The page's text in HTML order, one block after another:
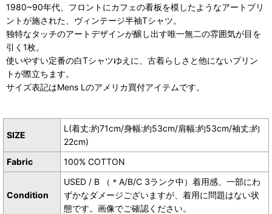
1980~90年代、フロントにカフェの看板を模したようなアートプリ
ントが施された、ヴィンテージ半袖Tシャツ。
独特なタッチのアートデザインが醸し出す唯一無二の雰囲気が目を
引く1枚。
使いやすい定番の白Tシャツゆえに、古着らしさと他にないプリン
トが際立ちます。
サイズ表記はMens Lのアメリカ買付アイテムです。
SIZE
L(着丈:約71cm/身幅:約53cm/肩幅:約53cm/袖丈:約
22cm)
Fabric
100% COTTON
Condition
USED / B （＊A/B/C 3ランク中）着用感、一部にわ
ずかなダメージございますが、着用に問題はない状
態です。画像でご確認ください。